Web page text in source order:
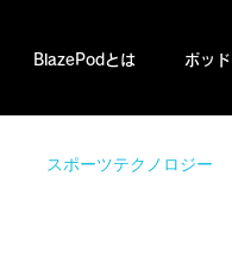
BlazePodとは ポッド
スポーツテクノロジー